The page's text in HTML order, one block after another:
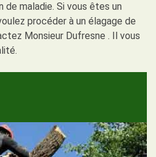
de maladie. Si vous êtes un
procéder à un élagage de
Monsieur Dufresne . Il vous